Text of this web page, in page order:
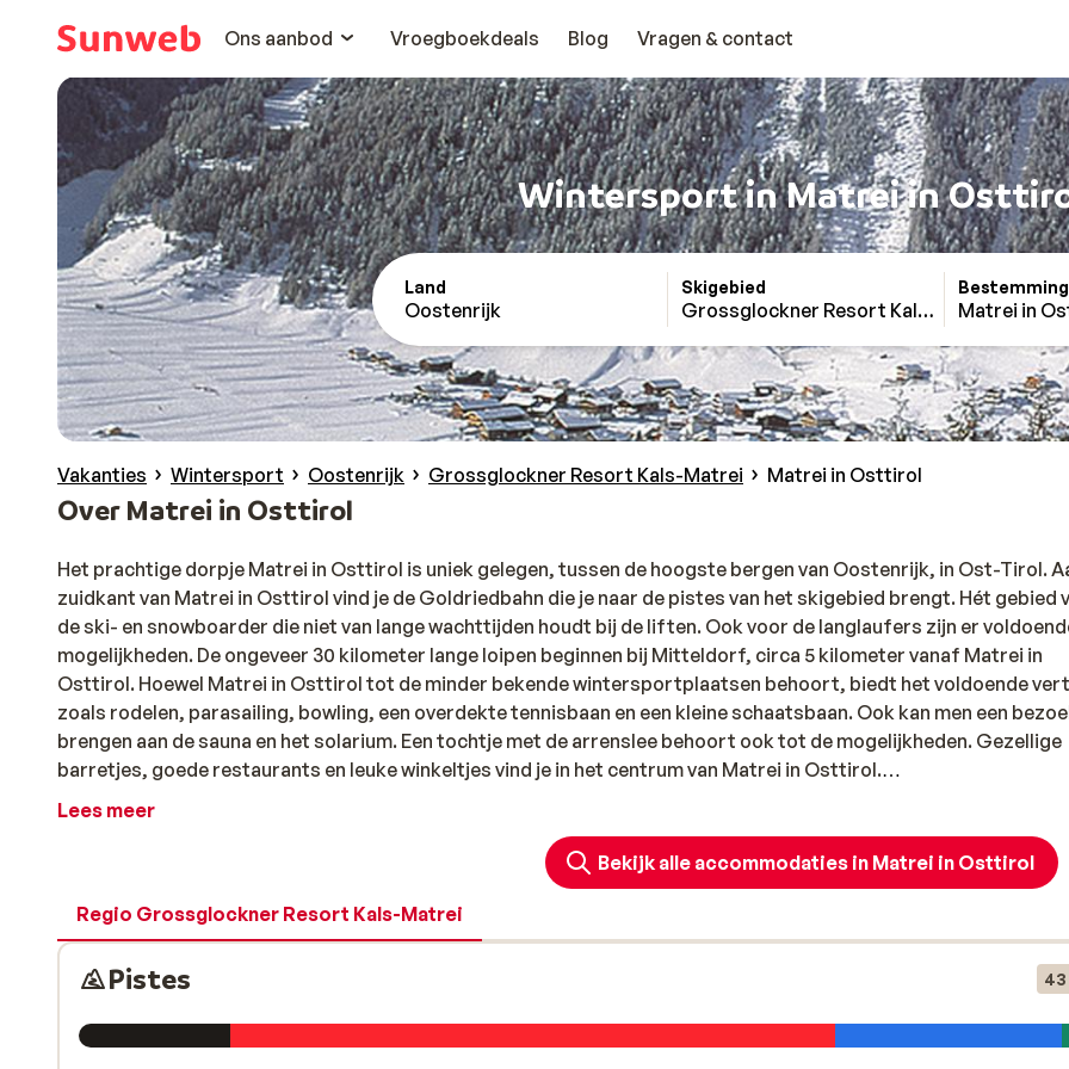
Ons aanbod
Vroegboekdeals Blog Vragen & contact
Wintersport in Matrei in
Land
Oostenrijk
Skigebied
Grossglockner Resort Kals-Matrei
Bestemming
Matrei in
Vakanties Wintersport Oostenrijk Grossglockner Resort Kals-Matrei Matrei in Osttirol
Over Matrei in Osttirol
Het prachtige dorpje Matrei in Osttirol is uniek gelegen, tussen de hoogste bergen van Oostenrijk, in Ost-Tirol.
zuidkant van Matrei in Osttirol vind je de Goldriedbahn die je naar de pistes van het skigebied brengt. Hét gebied
de ski- en snowboarder die niet van lange wachttijden houdt bij de liften. Ook voor de langlaufers zijn er
mogelijkheden. De ongeveer 30 kilometer lange loipen beginnen bij Mitteldorf, circa 5 kilometer vanaf Matrei in
Osttirol. Hoewel Matrei in Osttirol tot de minder bekende wintersportplaatsen behoort, biedt het voldoende
zoals rodelen, parasailing, bowling, een overdekte tennisbaan en een kleine schaatsbaan. Ook kan men een
brengen aan de sauna en het solarium. Een tochtje met de arrenslee behoort ook tot de mogelijkheden. Gezellige
barretjes, goede restaurants en leuke winkeltjes vind je in het centrum van Matrei in Osttirol.
op zoek zijn naar een perfecte mix van actie, ontspanning en gezelligheid. Het gebied omvat de charmante dorpen
Snowville, Alpensicht en Bergdorf, die elk hun eigen unieke sfeer hebben. Met subgebieden zoals de uitdagende
Hochalp Arena, het kindvriendelijke Familienpark en de adembenemende Sonnenplateau Trails, is er voor iedereen
te beleven. Het skigebied biedt kilometers aan perfect geprepareerde pistes, van glooiende blauwe afdalingen
steile zwarte uitdagingen. Na een dag vol avontuur op de berg kun je in de sfeervolle après-ski bars of gezellige
restaurants genieten van lokale specialiteiten. Dankzij moderne liften en een uitgebreid skibusnetwerk sta je
no-time op je favoriete plek. Of je nu met vrienden, familie of je partner gaat, Skihit belooft een onvergetelijke
Lees meer
Bekijk alle accommodaties in Matrei in Osttirol
Regio Grossglockner Resort Kals-Matrei
Pistes